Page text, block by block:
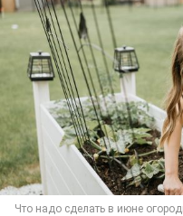
Что надо сделать в июне